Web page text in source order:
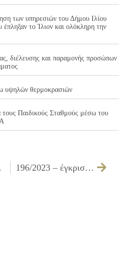
των υπηρεσιών του Δήμου Ιλίου
έπληξαν το Ίλιον και ολόκληρη την
διέλευσης και παραμονής προσώπων
υψηλών θερμοκρασιών
τους Παιδικούς Σταθμούς μέσω του
Αποκατάστασης του Δήμου Ιλίου» 196/2023 – έγκριση τεχνικών προδιαγραφών, καθορισμός όρων διακήρυξης, τρόπου εκτέλεσης, και συγκρότησης επιτροπής διενέργειας του ανοικτού ηλεκτρονικού διαγωνισμού άνω των ορίων με τίτλο: «Δημιουργία Γωνιών Ανακύκλωσης στο Δήμο Ιλίου»